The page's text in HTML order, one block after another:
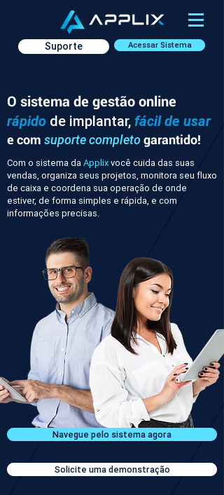
Acessar Sistema
Suporte
O sistema de gestão online
rápido de implantar, fácil de usar
e com suporte completogarantido!
Com o sistema daApplixvocê cuida das suas
vendas, organiza seus projetos, monitora seu fluxo
de caixa e coordena sua operação de onde
estiver, de forma simples e rápida, e com
informações precisas.
Navegue pelo sistema agora
Solicite uma demonstração